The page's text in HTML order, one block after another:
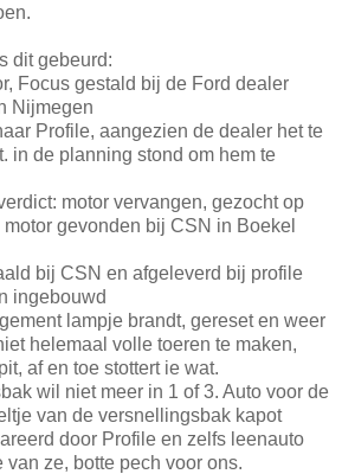
dit gebeurd:
Focus gestald bij de Ford dealer
Nijmegen
Profile, aangezien de dealer het te
in de planning stond om hem te
motor vervangen, gezocht op
gevonden bij CSN in Boekel
bij CSN en afgeleverd bij profile
ingebouwd
lampje brandt, gereset en weer
helemaal volle toeren te maken,
af en toe stottert ie wat.
wil niet meer in 1 of 3. Auto voor de
van de versnellingsbak kapot
door Profile en zelfs leenauto
van ze, botte pech voor ons.